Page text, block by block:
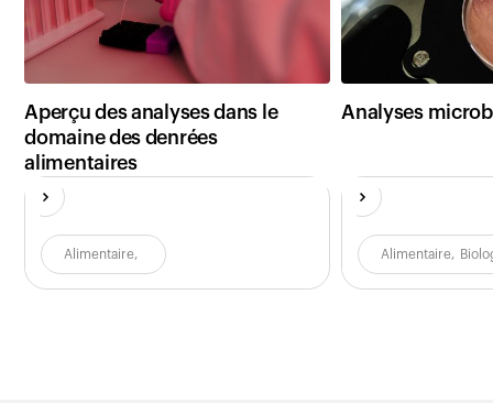
Aperçu des analyses dans le
domaine des denrées
alimentaires
Alimentaire,
Analyses
Alimentaire,